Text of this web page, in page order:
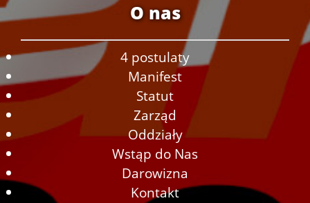
O nas
4 postulaty
Manifest
Statut
Zarząd
Oddziały
Wstąp do Nas
Darowizna
Kontakt